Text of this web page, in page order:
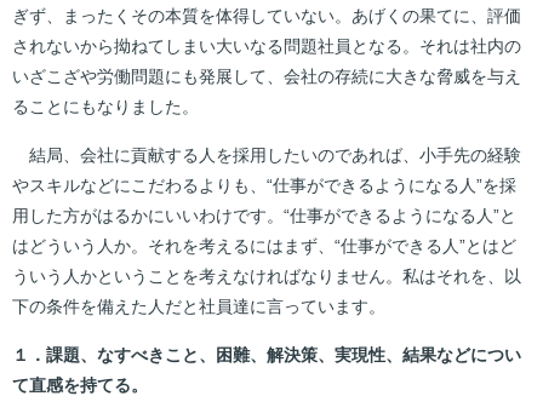
ぎず、まったくその本質を体得していない。あげくの果てに、評価
されないから拗ねてしまい大いなる問題社員となる。それは社内の
いざこざや労働問題にも発展して、会社の存続に大きな脅威を与え
ることにもなりました。
結局、会社に貢献する人を採用したいのであれば、小手先の経験
やスキルなどにこだわるよりも、“仕事ができるようになる人”を採
用した方がはるかにいいわけです。“仕事ができるようになる人”と
はどういう人か。それを考えるにはまず、“仕事ができる人”とはど
ういう人かということを考えなければなりません。私はそれを、以
下の条件を備えた人だと社員達に言っています。
１．課題、なすべきこと、困難、解決策、実現性、結果などについ
て直感を持てる。